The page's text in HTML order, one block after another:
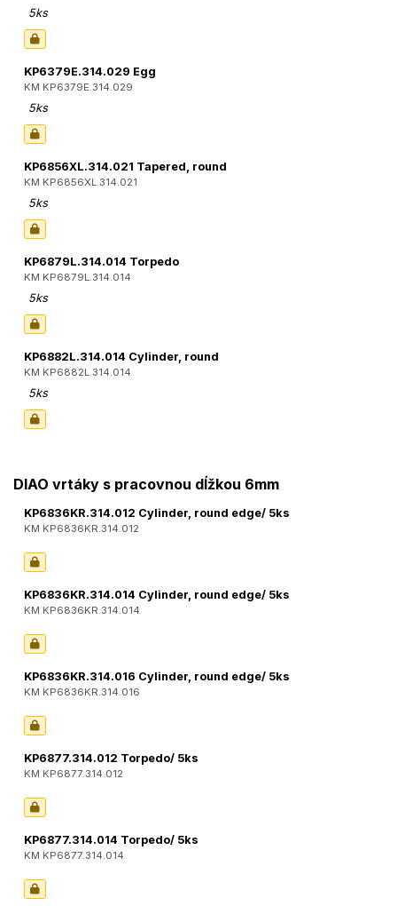
5ks
KP6379E.314.029 Egg
KM KP6379E.314.029
5ks
KP6856XL.314.021 Tapered, round
KM KP6856XL.314.021
5ks
KP6879L.314.014 Torpedo
KM KP6879L.314.014
5ks
KP6882L.314.014 Cylinder, round
KM KP6882L.314.014
5ks
DIAO vrtáky s pracovnou dĺžkou 6mm
KP6836KR.314.012 Cylinder, round edge/ 5ks
KM KP6836KR.314.012
KP6836KR.314.014 Cylinder, round edge/ 5ks
KM KP6836KR.314.014
KP6836KR.314.016 Cylinder, round edge/ 5ks
KM KP6836KR.314.016
KP6877.314.012 Torpedo/ 5ks
KM KP6877.314.012
KP6877.314.014 Torpedo/ 5ks
KM KP6877.314.014